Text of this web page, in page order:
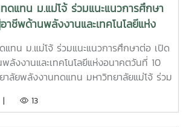
ดแทน ม.แม่โจ้ ร่วมแนะแนวการศึกษา
าชีพด้านพลังงานและเทคโนโลยีแห่ง
ทน ม.แม่โจ้ ร่วมแนะแนวการศึกษาต่อ เปิด
ลังงานและเทคโนโลยีแห่งอนาคตวันที่ 10
าลัยพลังงานทดแทน มหาวิทยาลัยแม่โจ้ ร่วม
ษา 2569” ซึ่งจัดโดยวิทยาลัยเทคโนโลยี
| 13